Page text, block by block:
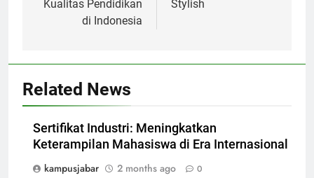
Kualitas Pendidikan
di Indonesia
Stylish
Related News
Sertifikat Industri: Meningkatkan
Keterampilan Mahasiswa di Era Internasional
kampusjabar
2 months ago 0